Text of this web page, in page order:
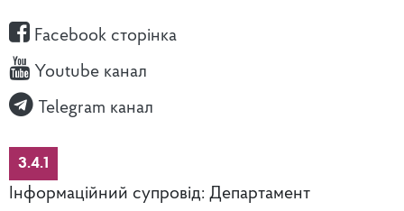
Facebook сторінка
Youtube канал
Telegram канал
3.4.1
Інформаційний супровід: Департамент